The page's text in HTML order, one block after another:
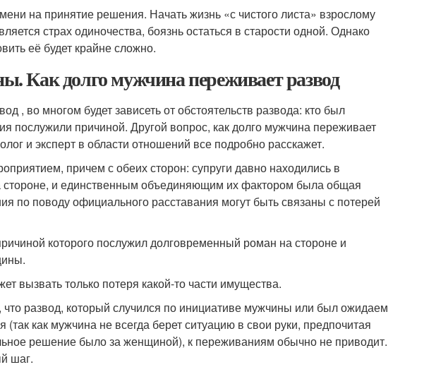
на принятие решения. Начать жизнь «с чистого листа» взрослому
страх одиночества, боязнь остаться в старости одной. Однако
её будет крайне сложно.
Как долго мужчина переживает развод
, во многом будет зависеть от обстоятельств развода: кто был
послужили причиной. Другой вопрос, как долго мужчина переживает
и эксперт в области отношений все подробно расскажет.
причем с обеих сторон: супруги давно находились в
стороне, и единственным объединяющим их фактором была общая
по поводу официального расставания могут быть связаны с потерей
которого послужил долговременный роман на стороне и
вызвать только потеря какой-то части имущества.
развод, который случился по инициативе мужчины или был ожидаем
как мужчина не всегда берет ситуацию в свои руки, предпочитая
решение было за женщиной), к переживаниям обычно не приводит.
шаг.